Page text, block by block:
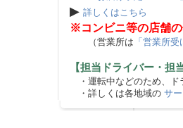
▶ 詳しくはこちら
※コンビニ等の店舗の
（営業所は 「営業所
【担当ドライバー・担
・運転中などのため、ド
・詳しくは各地域の サ